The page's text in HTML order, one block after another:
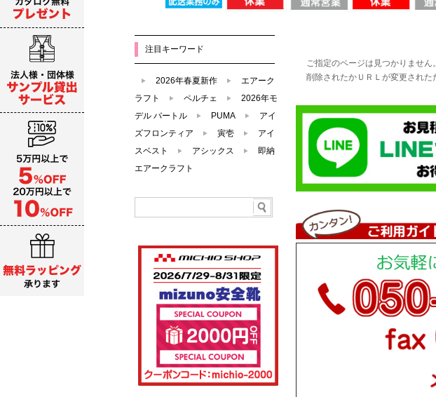
ご指定のページは見つかりません。
削除されたかＵＲＬが変更された
注目キーワード
2026年春夏新作
エアーク
ラフト
ペルチェ
2026年モ
デル バートル
PUMA
アイ
ズフロンティア
寅壱
アイ
スベスト
アシックス
即納
エアークラフト